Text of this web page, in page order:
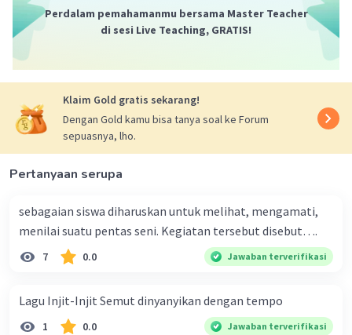
Perdalam pemahamanmu bersama Master Teacher
di sesi Live Teaching, GRATIS!
Klaim Gold gratis sekarang!
Dengan Gold kamu bisa tanya soal ke Forum
sepuasnya, lho.
Pertanyaan serupa
sebagaian siswa diharuskan untuk melihat, mengamati,
menilai suatu pentas seni. Kegiatan tersebut disebut….
7 0.0 Jawaban terverifikasi
Lagu Injit-Injit Semut dinyanyikan dengan tempo
1 0.0 Jawaban terverifikasi